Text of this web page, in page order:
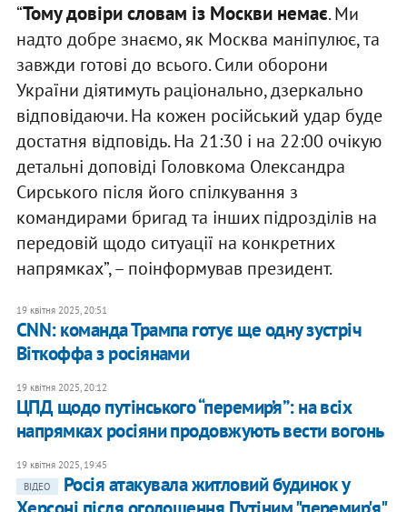
“Тому довіри словам із Москви немає. Ми
надто добре знаємо, як Москва маніпулює, та
завжди готові до всього. Сили оборони
України діятимуть раціонально, дзеркально
відповідаючи. На кожен російський удар буде
достатня відповідь. На 21:30 і на 22:00 очікую
детальні доповіді Головкома Олександра
Сирського після його спілкування з
командирами бригад та інших підрозділів на
передовій щодо ситуації на конкретних
напрямках”, – поінформував президент.
19 квітня 2025, 20:51
CNN: команда Трампа готує ще одну зустріч
Віткоффа з росіянами
19 квітня 2025, 20:12
ЦПД щодо путінського “перемир’я”: на всіх
напрямках росіяни продовжують вести вогонь
19 квітня 2025, 19:45
ВІДЕО
Росія атакувала житловий будинок у